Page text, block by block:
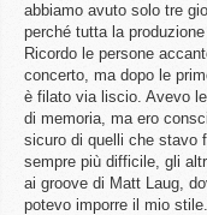
abbiamo avuto solo tre
perché tutta la
Ricordo le persone
concerto, ma dopo le
è filato via liscio. Avevo
di memoria, ma ero
sicuro di quelli che stavo
sempre più difficile, gli
ai groove di Matt Laug,
potevo imporre il mio stile.